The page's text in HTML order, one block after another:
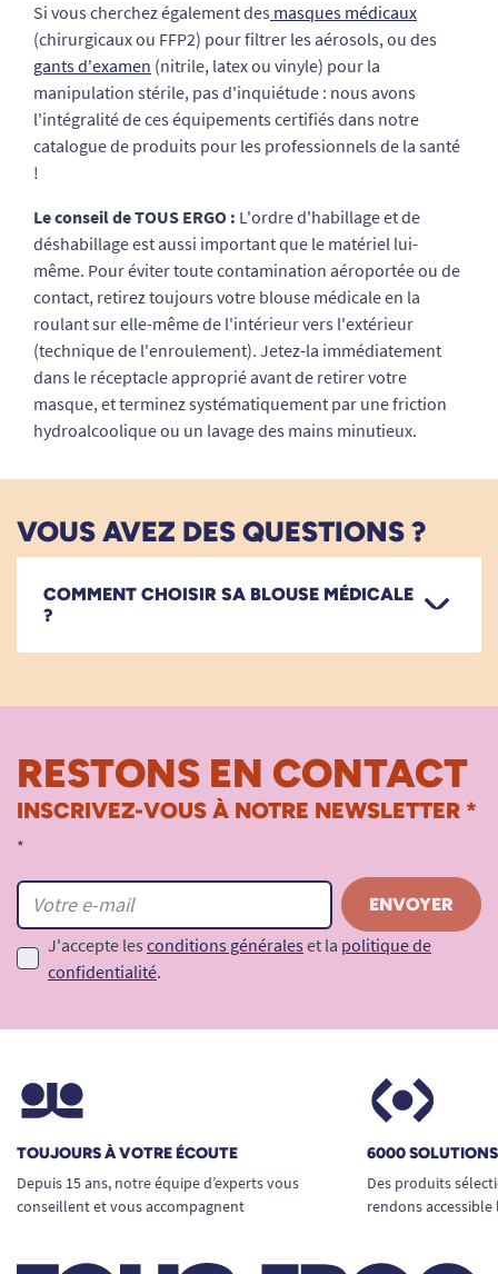
Si vous cherchez également des masques médicaux
(chirurgicaux ou FFP2) pour filtrer les aérosols, ou des
gants d'examen (nitrile, latex ou vinyle) pour la
manipulation stérile, pas d'inquiétude : nous avons
l'intégralité de ces équipements certifiés dans notre
catalogue de produits pour les professionnels de la santé
!
Le conseil de TOUS ERGO : L'ordre d'habillage et de
déshabillage est aussi important que le matériel lui-
même. Pour éviter toute contamination aéroportée ou de
contact, retirez toujours votre blouse médicale en la
roulant sur elle-même de l'intérieur vers l'extérieur
(technique de l'enroulement). Jetez-la immédiatement
dans le réceptacle approprié avant de retirer votre
masque, et terminez systématiquement par une friction
hydroalcoolique ou un lavage des mains minutieux.
VOUS AVEZ DES QUESTIONS ?
COMMENT CHOISIR SA BLOUSE MÉDICALE
?
RESTONS EN CONTACT
INSCRIVEZ-VOUS À NOTRE NEWSLETTER *
*
J'accepte les conditions générales et la politique de
confidentialité.
TOUJOURS À VOTRE ÉCOUTE
Depuis 15 ans, notre équipe d’experts vous
conseillent et vous accompagnent
6000
Des produits
rendons